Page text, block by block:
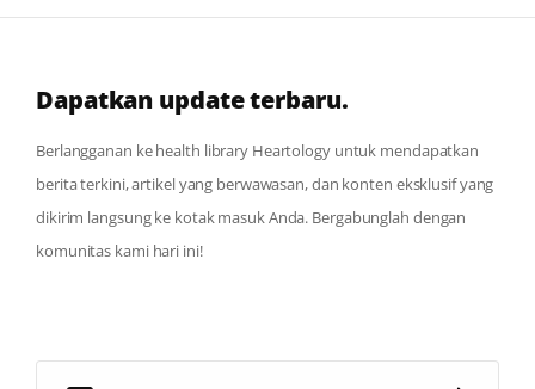
Dapatkan update terbaru.
Berlangganan ke health library Heartology untuk mendapatkan
berita terkini, artikel yang berwawasan, dan konten eksklusif yang
dikirim langsung ke kotak masuk Anda. Bergabunglah dengan
komunitas kami hari ini!